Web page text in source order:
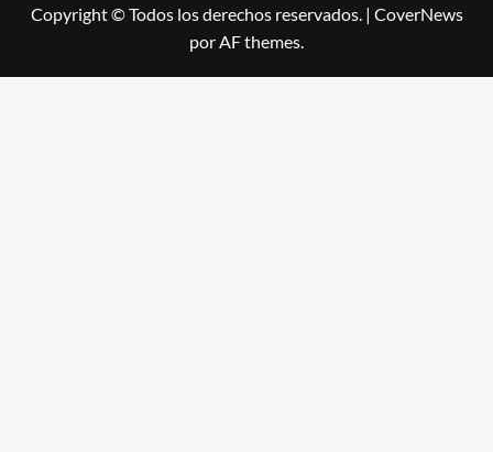
Copyright © Todos los derechos reservados. | CoverNews
por AF themes.